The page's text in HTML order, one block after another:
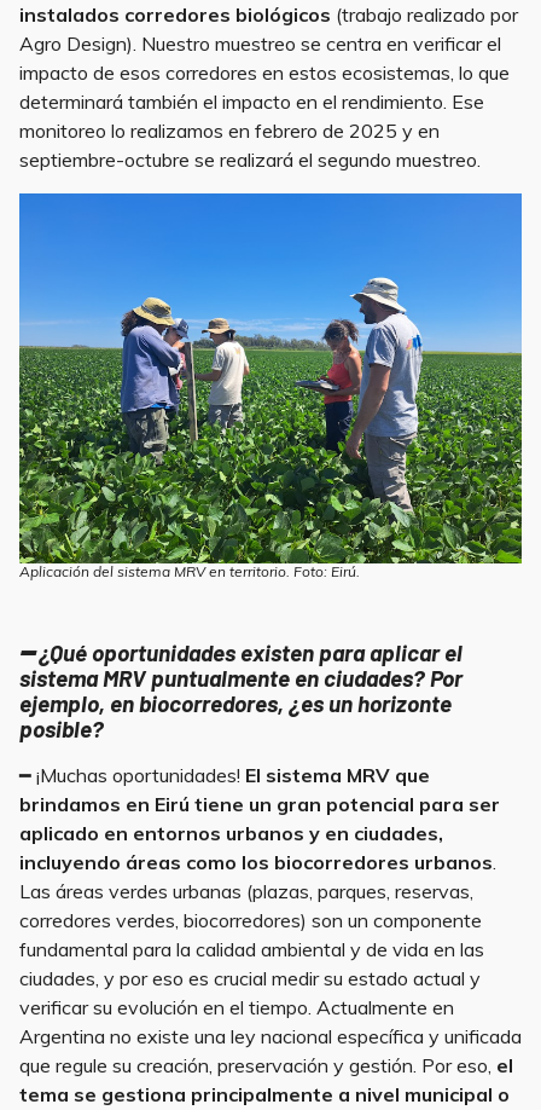
instalados corredores biológicos (trabajo realizado por
Agro Design). Nuestro muestreo se centra en verificar el
impacto de esos corredores en estos ecosistemas, lo que
determinará también el impacto en el rendimiento. Ese
monitoreo lo realizamos en febrero de 2025 y en
septiembre-octubre se realizará el segundo muestreo.
Aplicación del sistema MRV en territorio. Foto: Eirú.
━ ¿Qué oportunidades existen para aplicar el
sistema MRV puntualmente en ciudades? Por
ejemplo, en biocorredores, ¿es un horizonte
posible?
━ ¡Muchas oportunidades! El sistema MRV que
brindamos en Eirú tiene un gran potencial para ser
aplicado en entornos urbanos y en ciudades,
incluyendo áreas como los biocorredores urbanos.
Las áreas verdes urbanas (plazas, parques, reservas,
corredores verdes, biocorredores) son un componente
fundamental para la calidad ambiental y de vida en las
ciudades, y por eso es crucial medir su estado actual y
verificar su evolución en el tiempo. Actualmente en
Argentina no existe una ley nacional específica y unificada
que regule su creación, preservación y gestión. Por eso, el
tema se gestiona principalmente a nivel municipal o